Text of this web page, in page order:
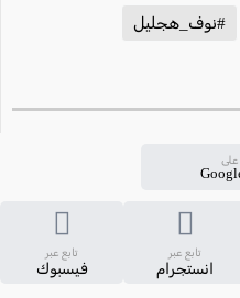
#نوف_هجليل
تابع عبر
انستجرام
تابع عبر
فيسبوك